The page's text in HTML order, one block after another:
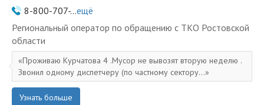
8-800-707-...ещё
Региональный оператор по обращению с ТКО Ростовской
области
Проживаю Курчатова 4 .Мусор не вывозят вторую неделю .
Звонил одному диспетчеру (по частному сектору...
Узнать больше